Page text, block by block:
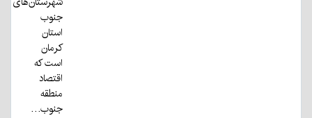
جنوب
استان
کرمان
است که
اقتصاد
منطقه
جنوب…